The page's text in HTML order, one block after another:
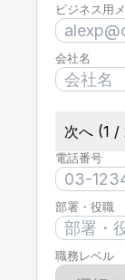
ビジネス用
会社名
次へ (1 /
電話番号
部署・役職
職務レベル